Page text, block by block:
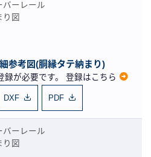
バーレール
り図
参考図(胴縁タテ納まり)
録が必要です。登録はこちら
DXF PDF
バーレール
り図